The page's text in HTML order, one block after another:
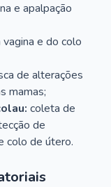
e apalpação
vagina e do colo
de alterações
mamas;
coleta de
de
colo de útero.